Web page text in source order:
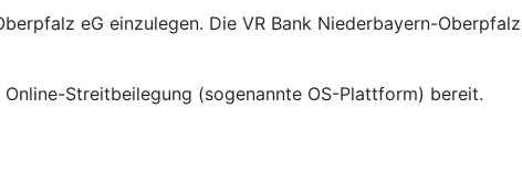
eG einzulegen. Die VR Bank Niederbayern-Oberpfalz
Streitbeilegung (sogenannte OS-Plattform) bereit.